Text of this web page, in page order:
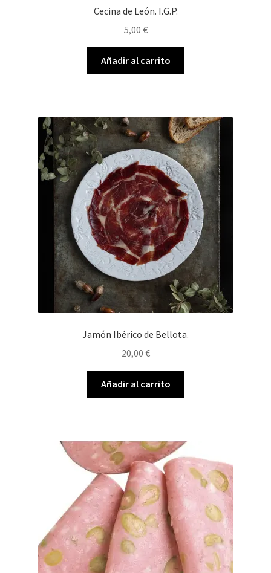
Cecina de León. I.G.P.
5,00 €
Añadir al carrito
Jamón Ibérico de Bellota.
20,00 €
Añadir al carrito